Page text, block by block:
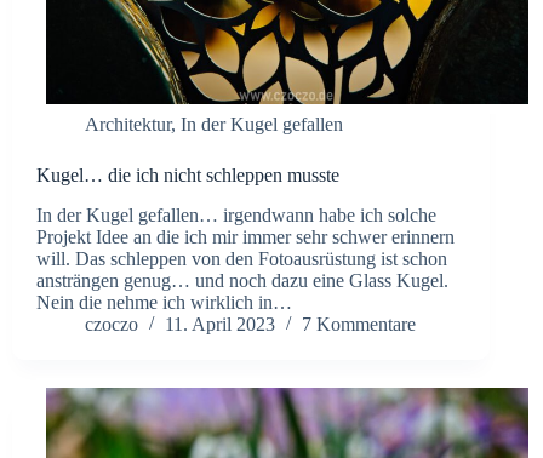
Architektur, In der Kugel gefallen
Kugel… die ich nicht schleppen musste
In der Kugel gefallen… irgendwann habe ich solche
Projekt Idee an die ich mir immer sehr schwer erinnern
will. Das schleppen von den Fotoausrüstung ist schon
ansträngen genug… und noch dazu eine Glass Kugel.
Nein die nehme ich wirklich in…
czoczo
11. April 2023 7 Kommentare